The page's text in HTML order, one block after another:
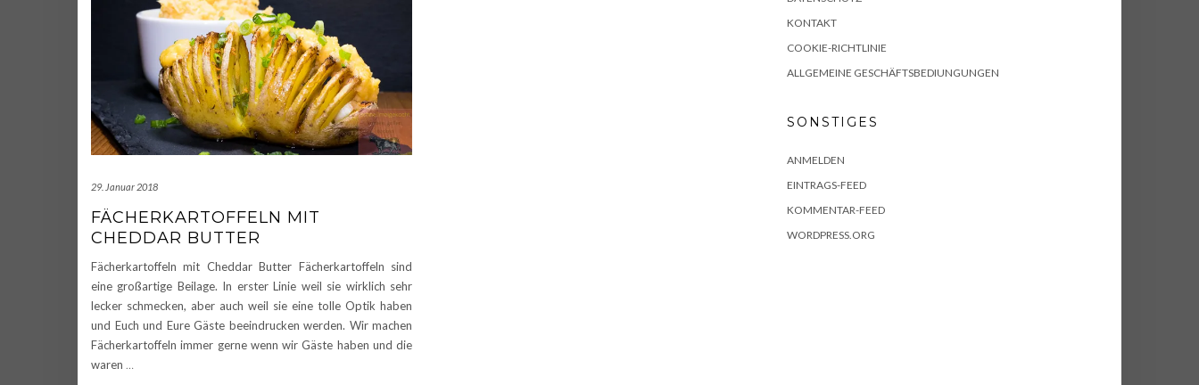
29. Januar 2018
FÄCHERKARTOFFELN MIT
CHEDDAR BUTTER
Fächerkartoffeln mit Cheddar Butter Fächerkartoffeln sind
eine großartige Beilage. In erster Linie weil sie wirklich sehr
lecker schmecken, aber auch weil sie eine tolle Optik haben
und Euch und Eure Gäste beeindrucken werden. Wir machen
Fächerkartoffeln immer gerne wenn wir Gäste haben und die
waren …
KONTAKT
COOKIE-RICHTLINIE
ALLGEMEINE GESCHÄFTSBEDIUNGUNGEN
SONSTIGES
ANMELDEN
EINTRAGS-FEED
KOMMENTAR-FEED
WORDPRESS.ORG